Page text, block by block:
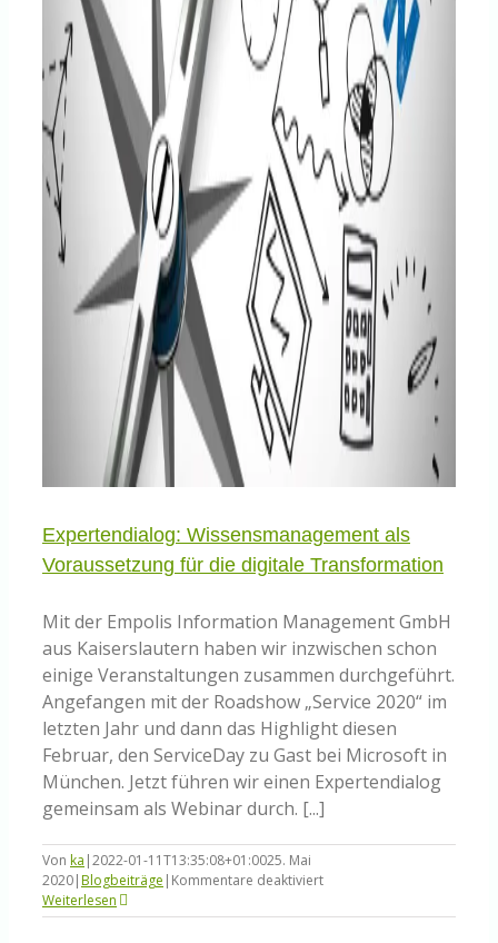
Expertendialog: Wissensmanagement als
Voraussetzung für die digitale Transformation
Mit der Empolis Information Management GmbH
aus Kaiserslautern haben wir inzwischen schon
einige Veranstaltungen zusammen durchgeführt.
Angefangen mit der Roadshow „Service 2020“ im
letzten Jahr und dann das Highlight diesen
Februar, den ServiceDay zu Gast bei Microsoft in
München. Jetzt führen wir einen Expertendialog
gemeinsam als Webinar durch. [...]
Von ka |2022-01-11T13:35:08+01:0025. Mai
2020|Blogbeiträge | Kommentare deaktiviertfür
Wissensmanagement
Weiterlesen